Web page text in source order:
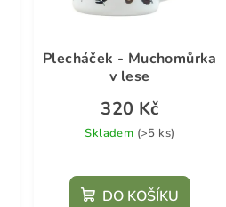
Plecháček - Muchomůrka
v lese
320 Kč
Skladem (>5 ks)
DO KOŠÍKU